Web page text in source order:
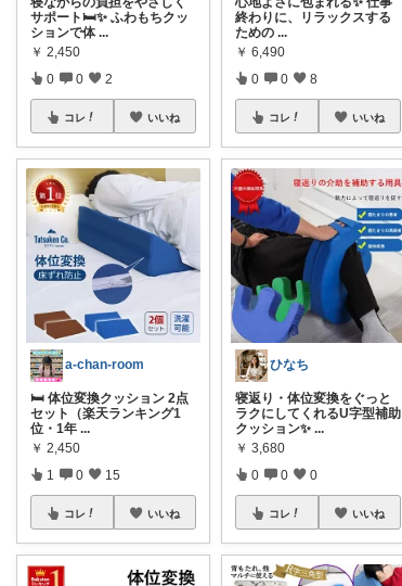
サポート🛏️✨ ふわもちクッ
ションで体 ...
￥ 2,450
0 0 2
コレ いいね
a-chan-room
🛏️ 体位変換クッション 2点
セット（楽天ランキング1
位・1年 ...
￥ 2,450
1 0 15
コレ いいね
終わりに、リラックスする
ための ...
￥ 6,490
0 0 8
コレ いいね
ひなち
寝返り・体位変換をぐっと
ラクにしてくれるU字型補助
クッション✨ ...
￥ 3,680
0 0 0
コレ いいね